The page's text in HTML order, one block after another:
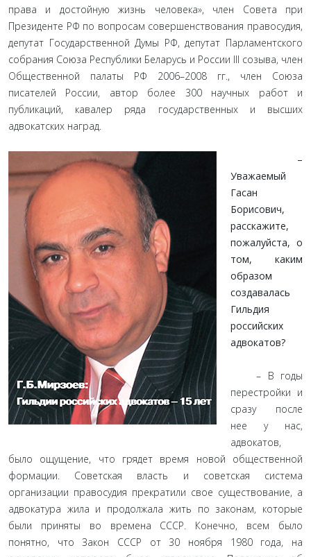
права и достойную жизнь человека», член Совета при
Президенте РФ по вопросам совершенствования правосудия,
депутат Государственной Думы РФ, депутат Парламентского
собрания Союза Республики Беларусь и России III созыва, член
Общественной палаты РФ 2006–2008 гг., член Союза
писателей России, автор более 300 научных работ и
публикаций, кавалер ряда государственных и высших
адвокатских наград.
–
Уважаемый
Гасан
Борисович,
расскажите,
пожалуйста, о
том, каким
образом
создавалась
Гильдия
российских
адвокатов?
– В годы
перестройки и
сразу после
нее у нас,
адвокатов,
было ощущение, что грядет время новой общественной
формации. Советская власть и советская система
организации правосудия прекратили свое существование, а
адвокатура жила и продолжала жить по законам, которые
были приняты во времена СССР. Конечно, всем было
понятно, что Закон СССР от 30 ноября 1980 года, на